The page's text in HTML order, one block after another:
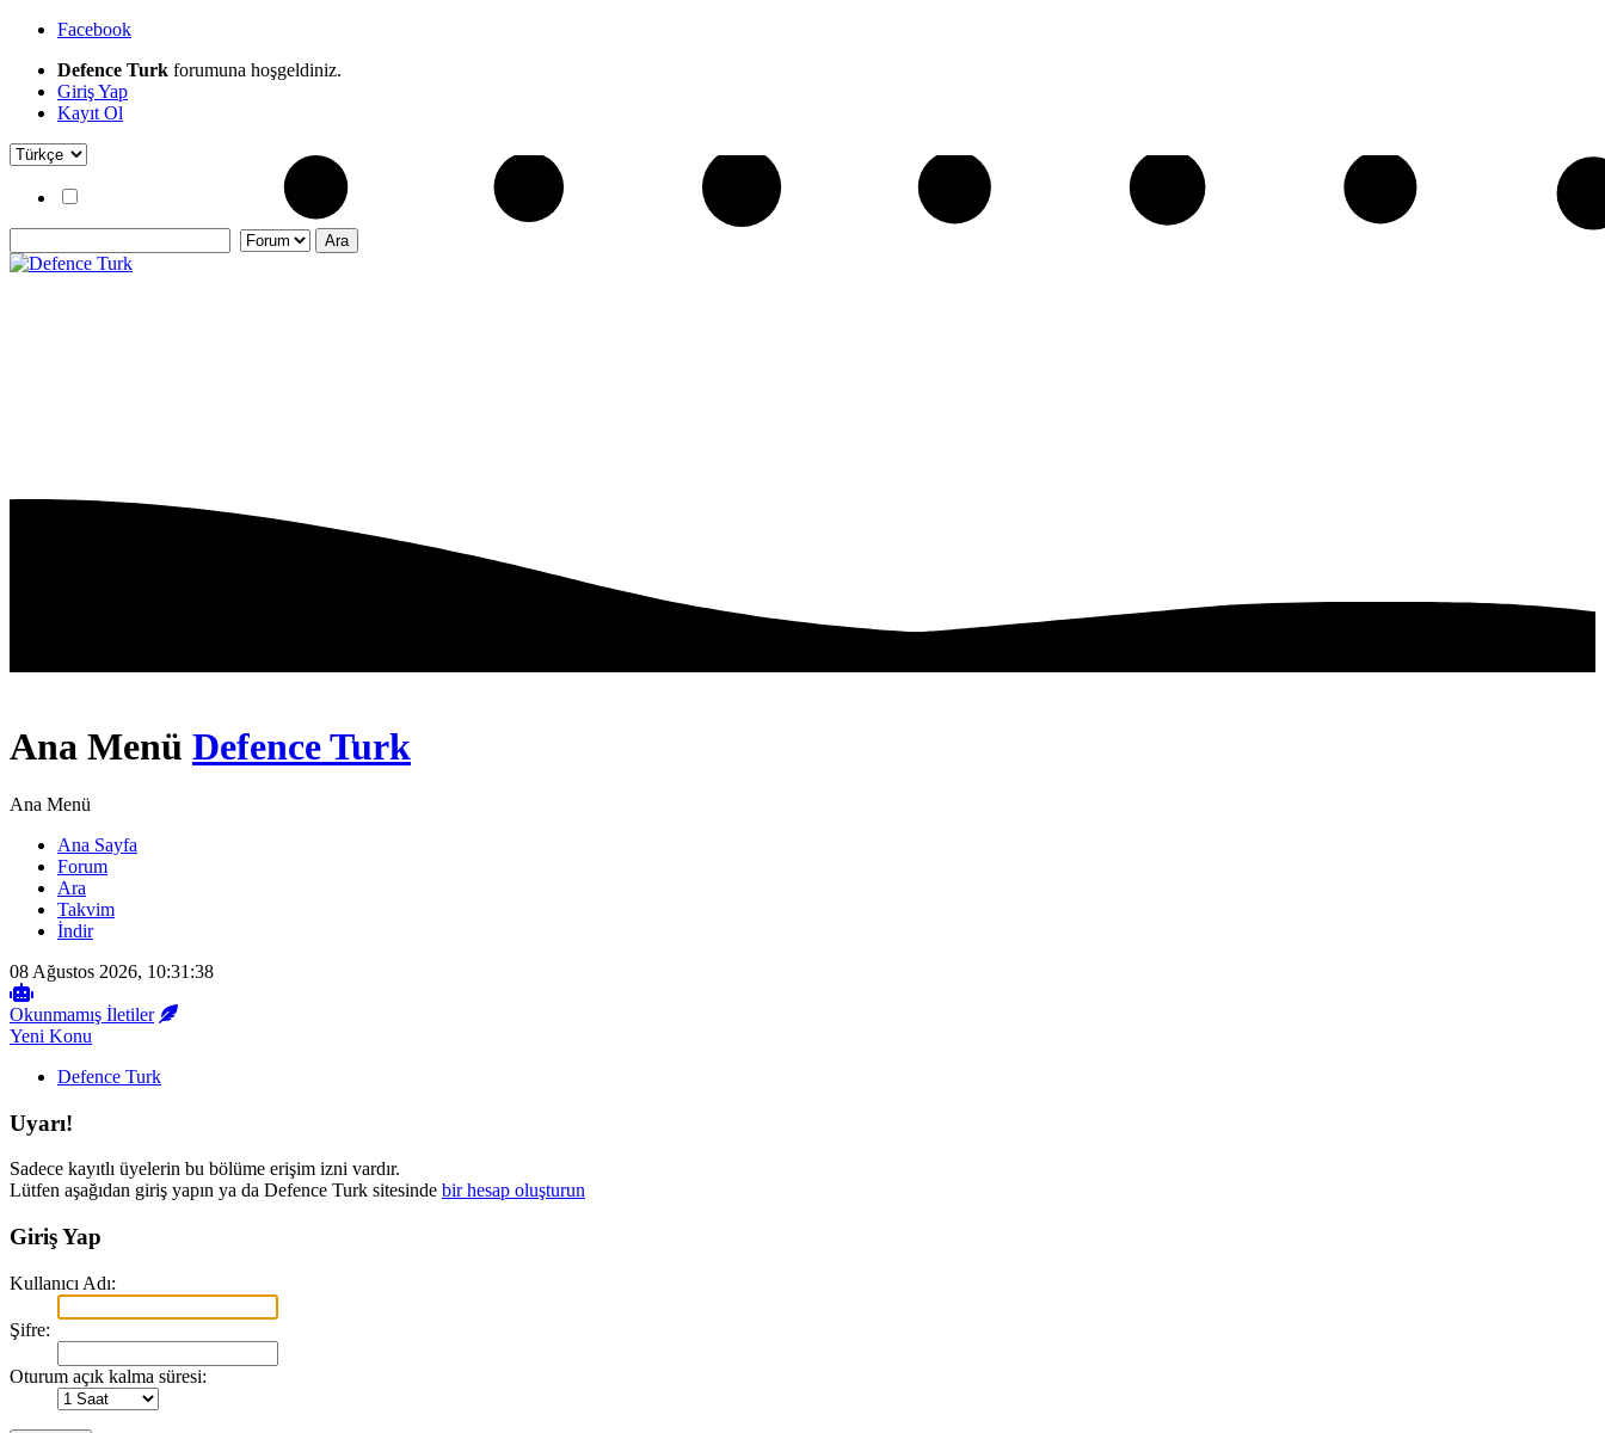
Facebook
Defence Turk forumuna hoşgeldiniz.
Giriş Yap
Kayıt Ol
Ana Menü Defence Turk
Ana Menü
Ana Sayfa
Forum
Ara
Takvim
İndir
08 Ağustos 2026, 10:31:38
Okunmamış İletiler
Yeni Konu
Defence Turk
Uyarı!
Sadece kayıtlı üyelerin bu bölüme erişim izni vardır.
Lütfen aşağıdan giriş yapın ya da Defence Turk sitesinde bir hesap oluşturun
Giriş Yap
Kullanıcı Adı:
Şifre:
Oturum açık kalma süresi: